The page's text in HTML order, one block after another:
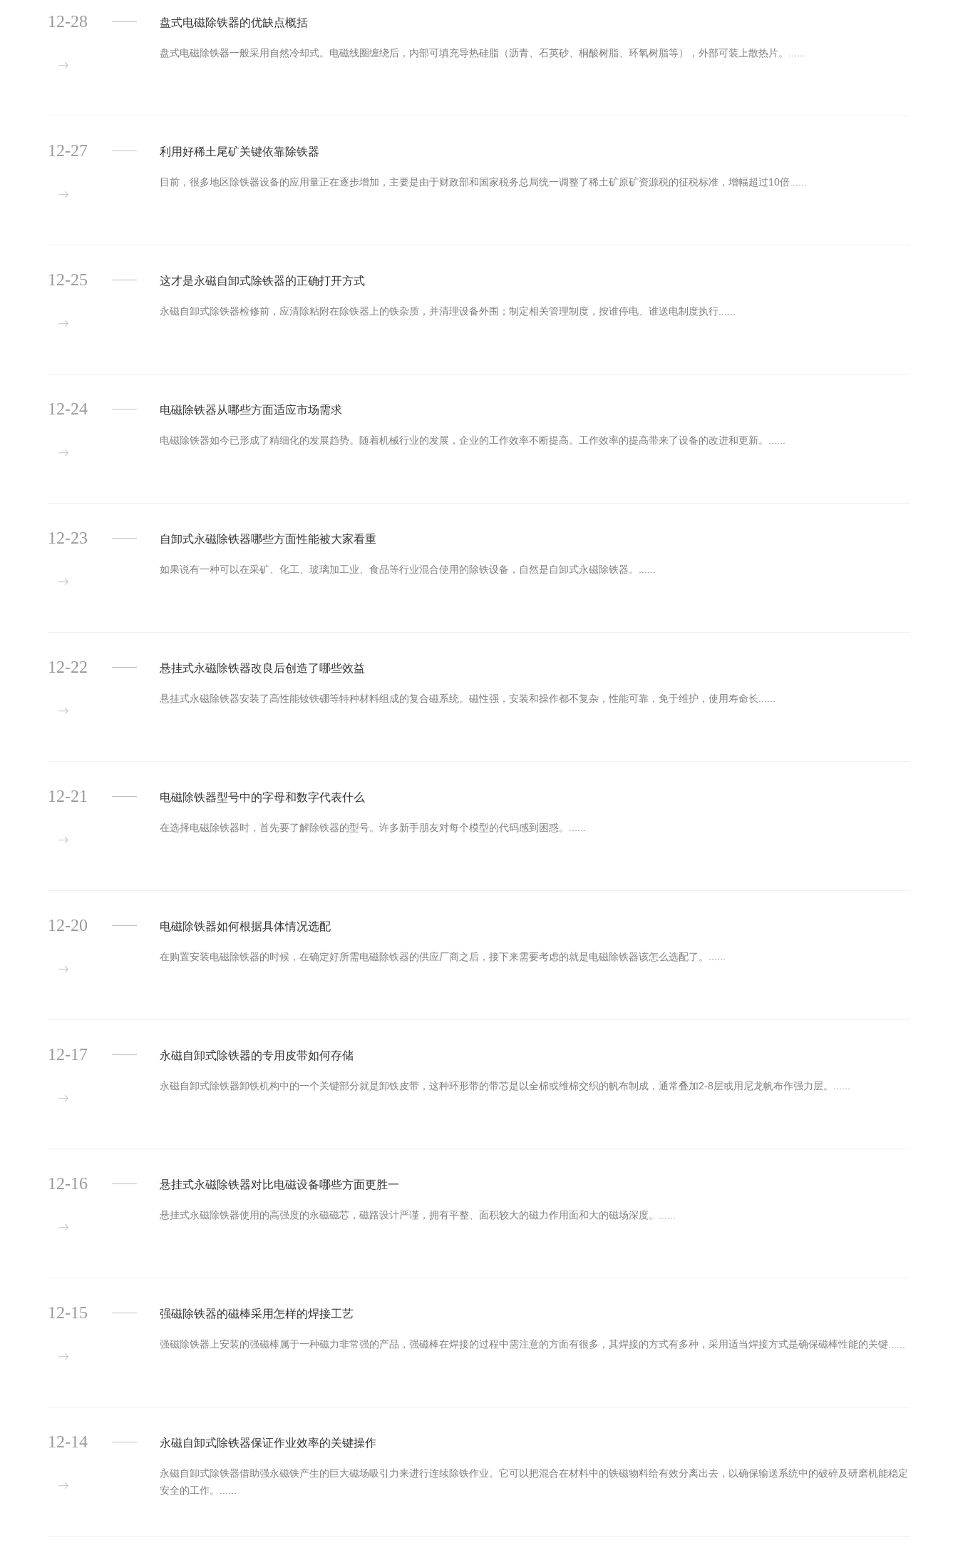
盘式电磁除铁器的优缺点概括
盘式电磁除铁器一般采用自然冷却式。电磁线圈缠绕后，内部可填充导热硅脂（沥青、石英砂、桐酸树脂、环氧树脂等），外部可装上散热片。......
12-28
利用好稀土尾矿关键依靠除铁器
目前，很多地区除铁器设备的应用量正在逐步增加，主要是由于财政部和国家税务总局统一调整了稀土矿原矿资源税的征税标准，增幅超过10倍......
12-27
这才是永磁自卸式除铁器的正确打开方式
永磁自卸式除铁器检修前，应清除粘附在除铁器上的铁杂质，并清理设备外围；制定相关管理制度，按谁停电、谁送电制度执行......
12-25
电磁除铁器从哪些方面适应市场需求
电磁除铁器如今已形成了精细化的发展趋势。随着机械行业的发展，企业的工作效率不断提高。工作效率的提高带来了设备的改进和更新。......
12-24
自卸式永磁除铁器哪些方面性能被大家看重
如果说有一种可以在采矿、化工、玻璃加工业、食品等行业混合使用的除铁设备，自然是自卸式永磁除铁器。......
12-23
悬挂式永磁除铁器改良后创造了哪些效益
悬挂式永磁除铁器安装了高性能钕铁硼等特种材料组成的复合磁系统。磁性强，安装和操作都不复杂，性能可靠，免于维护，使用寿命长......
12-22
电磁除铁器型号中的字母和数字代表什么
在选择电磁除铁器时，首先要了解除铁器的型号。许多新手朋友对每个模型的代码感到困惑。......
12-21
电磁除铁器如何根据具体情况选配
在购置安装电磁除铁器的时候，在确定好所需电磁除铁器的供应厂商之后，接下来需要考虑的就是电磁除铁器该怎么选配了。......
12-20
永磁自卸式除铁器的专用皮带如何存储
永磁自卸式除铁器卸铁机构中的一个关键部分就是卸铁皮带，这种环形带的带芯是以全棉或维棉交织的帆布制成，通常叠加2-8层或用尼龙帆布作强力层。......
12-17
悬挂式永磁除铁器对比电磁设备哪些方面更胜一
悬挂式永磁除铁器使用的高强度的永磁磁芯，磁路设计严谨，拥有平整、面积较大的磁力作用面和大的磁场深度。......
12-16
强磁除铁器的磁棒采用怎样的焊接工艺
强磁除铁器上安装的强磁棒属于一种磁力非常强的产品，强磁棒在焊接的过程中需注意的方面有很多，其焊接的方式有多种，采用适当焊接方式是确保磁棒性能的关键......
12-15
永磁自卸式除铁器保证作业效率的关键操作
永磁自卸式除铁器借助强永磁铁产生的巨大磁场吸引力来进行连续除铁作业。它可以把混合在材料中的铁磁物料给有效分离出去，以确保输送系统中的破碎及研磨机能稳定
安全的工作。......
12-14